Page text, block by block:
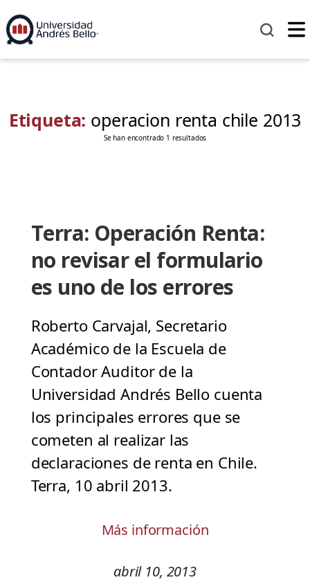
Etiqueta: operacion renta chile 2013
Se han encontrado 1 resultados
Terra: Operación Renta:
no revisar el formulario
es uno de los errores
Roberto Carvajal, Secretario
Académico de la Escuela de
Contador Auditor de la
Universidad Andrés Bello cuenta
los principales errores que se
cometen al realizar las
declaraciones de renta en Chile.
Terra, 10 abril 2013.
Más información
abril 10, 2013